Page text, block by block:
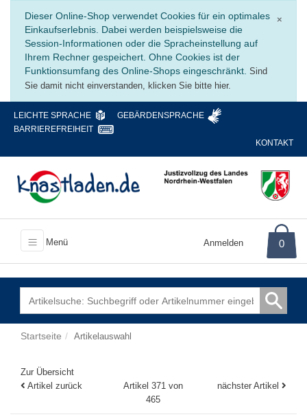
×
Dieser Online-Shop verwendet Cookies für ein optimales
Einkaufserlebnis. Dabei werden beispielsweise die
Session-Informationen oder die Spracheinstellung auf
Ihrem Rechner gespeichert. Ohne Cookies ist der
Funktionsumfang des Online-Shops eingeschränkt. Sind
Sie damit nicht einverstanden, klicken Sie bitte hier.
LEICHTE SPRACHE
GEBÄRDENSPRACHE
BARRIEREFREIHEIT
KONTAKT
Menü Anmelden 0
Startseite Artikelauswahl
Zur Übersicht
Artikel zurück
Artikel 371 von
465
nächster Artikel